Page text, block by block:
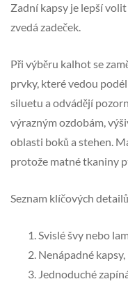
Zadní kapsy je lepší
zvedá zadeček.
Při výběru kalhot se
prvky, které vedou
siluetu a odvádějí
výrazným ozdobám,
oblasti boků a stehen.
protože matné tkaniny
Seznam klíčových
Svislé švy nebo
Nenápadné
Jednoduché